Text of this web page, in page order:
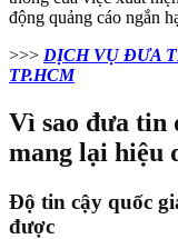
động quảng cáo ngắn
>>> DỊCH VỤ ĐƯA
TP.HCM
Vì sao đưa tin
mang lại hiệu
Độ tin cậy quốc
được